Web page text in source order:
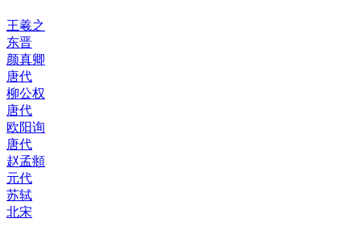
王羲之
东晋
颜真卿
唐代
柳公权
唐代
欧阳询
唐代
赵孟頫
元代
苏轼
北宋